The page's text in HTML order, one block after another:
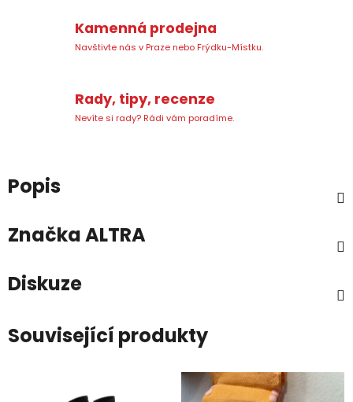
Kamenná prodejna
Navštivte nás v Praze nebo Frýdku-Místku.
Rady, tipy, recenze
Nevíte si rady? Rádi vám poradíme.
Popis
ZnačkaALTRA
Diskuze
Související produkty